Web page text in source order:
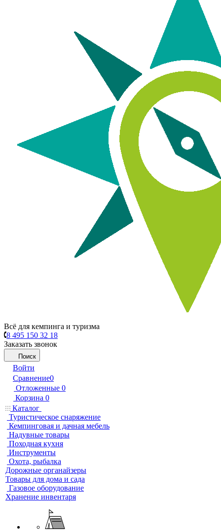
Всё для кемпинга и туризма
8 495 150 32 18
Заказать звонок
Поиск
Войти
Сравнение0
Отложенные 0
Корзина 0
Каталог
Туристическое снаряжение
Кемпинговая и дачная мебель
Надувные товары
Походная кухня
Инструменты
Охота, рыбалка
Дорожные органайзеры
Товары для дома и сада
Газовое оборудование
Хранение инвентаря